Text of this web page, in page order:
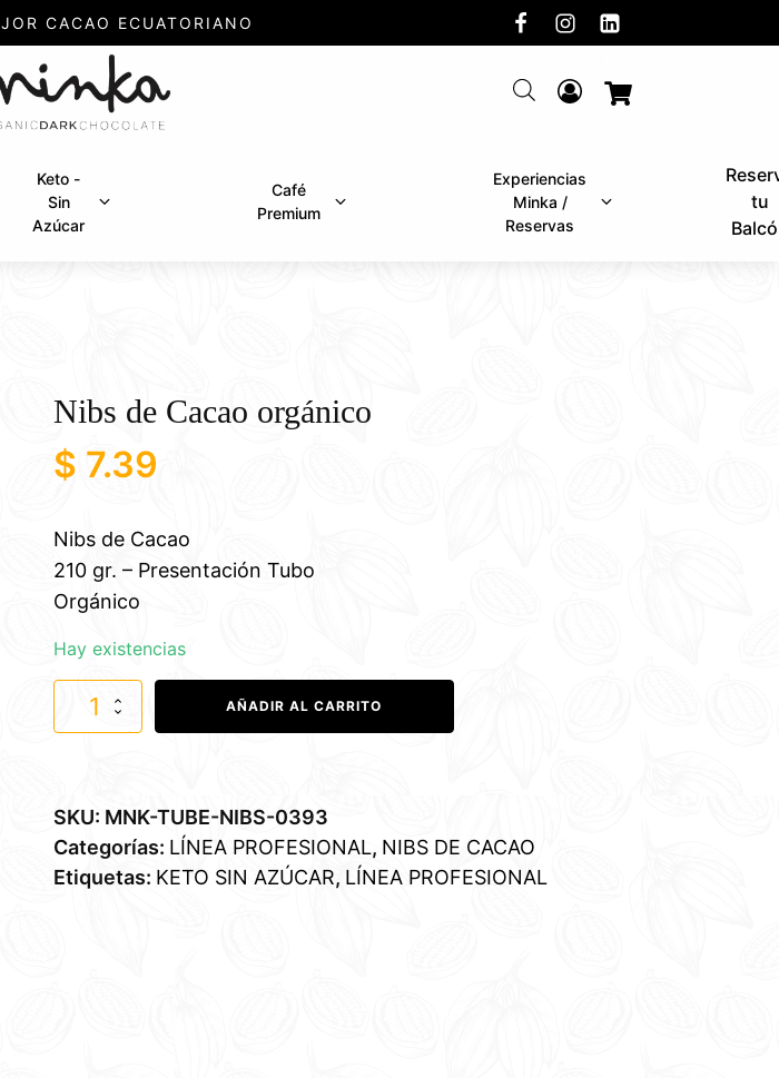
CACAO ECUATORIANO
Keto -
Sin
Azúcar
Café
Premium
Experiencias
Minka /
Reservas
tu
Nibs de Cacao orgánico
$ 7.39
Nibs de Cacao
210 gr. – Presentación Tubo
Orgánico
Hay existencias
Cacao
AÑADIR AL CARRITO
SKU: MNK-TUBE-NIBS-0393
Categorías: LÍNEA PROFESIONAL, NIBS DE CACAO
Etiquetas: KETO SIN AZÚCAR, LÍNEA PROFESIONAL